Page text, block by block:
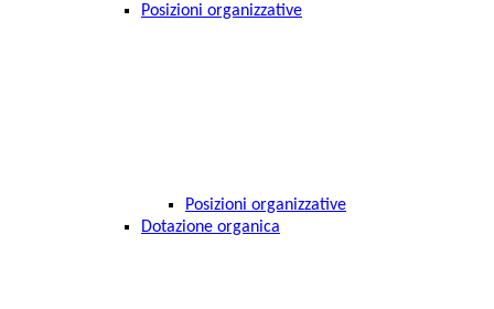
Posizioni organizzative
Posizioni organizzative
Dotazione organica